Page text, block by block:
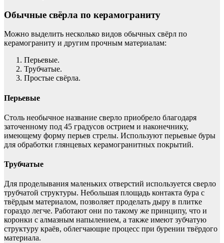
Обычные свёрла по керамограниту
Можно выделить несколько видов обычных свёрл по
керамограниту и другим прочным материалам:
Перьевые.
Трубчатые.
Простые свёрла.
Перьевые
Столь необычное название сверло приобрело благодаря
заточенному под 45 градусов острием и наконечнику,
имеющему форму перьев стрелы. Используют перьевые буры
для обработки глянцевых керамогранитных покрытий.
Трубчатые
Для проделывания маленьких отверстий используется сверло
трубчатой структуры. Небольшая площадь контакта бура с
твёрдым материалом, позволяет проделать дыру в плитке
гораздо легче. Работают они по такому же принципу, что и
коронки с алмазным напылением, а также имеют зубчатую
структуру краёв, облегчающие процесс при бурении твёрдого
материала.